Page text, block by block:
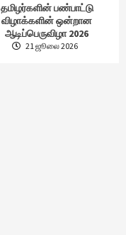
தமிழர்களின் பண்பாட்டு
விழாக்களின் ஒன்றான
ஆடிப்பெருவிழா 2026
21 ஜூலை 2026